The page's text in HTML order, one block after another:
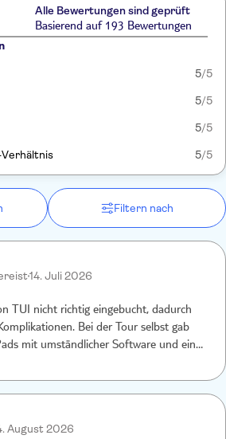
Alle Bewertungen sind geprüft
Basierend auf 193 Bewertungen
5/5
5/5
5/5
5/5
Filtern nach
14. Juli 2026
TUI nicht richtig eingebucht, dadurch
Bei der Tour selbst gab
mit umständlicher Software und ein
mit schlechter Audio-Qualität. Nach
folgte zu viel „Freizeit“ (2,5 Stunden) die
Grad Celsius im Schatten schwer zu
August 2026